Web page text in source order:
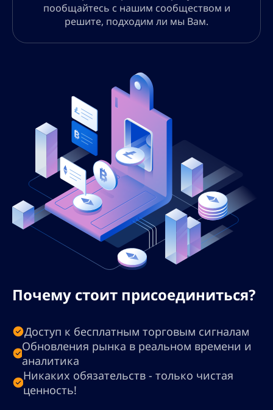
пообщайтесь с нашим сообществом и
решите, подходим ли мы Вам.
Почему стоит присоединиться?
Доступ к бесплатным торговым сигналам
Обновления рынка в реальном времени и
аналитика
Никаких обязательств - только чистая
ценность!